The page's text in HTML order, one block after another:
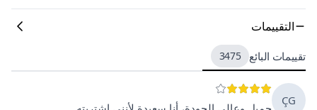
التقييمات
تقييمات البائع 3475
ÇG